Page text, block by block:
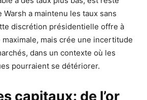
a maintenu les taux sans
discrétion présidentielle offre à
mais crée une incertitude
dans un contexte où les
pourraient se détériorer.
capitaux: de l’or